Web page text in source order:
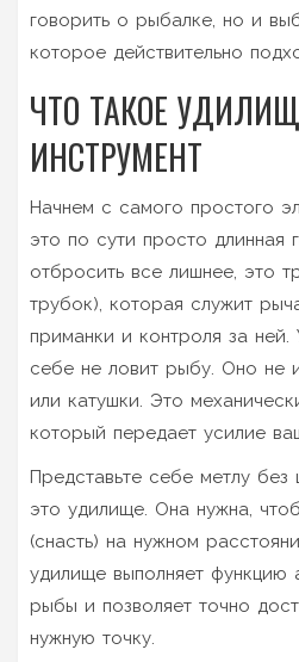
говорить о рыбалке, но и
которое действительно
ЧТО ТАКОЕ
ИНСТРУМЕНТ
Начнем с самого простого
это по сути просто длинная
отбросить все лишнее, это
трубок), которая служит
приманки и контроля за
себе не ловит рыбу. Оно не
или катушки. Это
который передает усилие
Представьте себе метлу
это удилище. Она нужна,
(снасть) на нужном
удилище выполняет функцию
рыбы и позволяет точно
нужную точку.